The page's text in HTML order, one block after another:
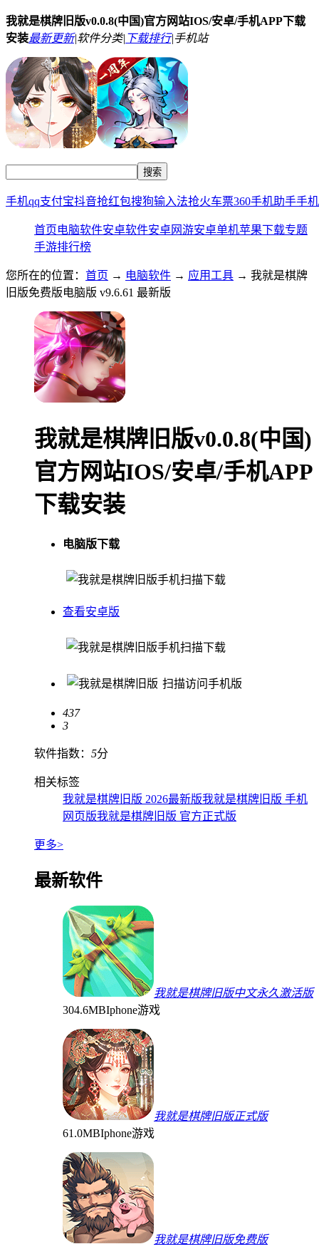
我就是棋牌旧版v0.0.8(中国)官方网站IOS/安卓/手机APP下载
安装最新更新|软件分类| 下载排行|手机站
手机qq支付宝抖音抢红包搜狗输入法抢火车票360手机助手手
首页电脑软件安卓软件安卓网游安卓单机苹果下载专题
手游排行榜
您所在的位置： 首页 → 电脑软件 → 应用工具 → 我就是棋牌
旧版免费版电脑版 v9.6.61 最新版
我就是棋牌旧版v0.0.8(中国)
官方网站IOS/安卓/手机APP
下载安装
电脑版下载
手机扫描下载
查看安卓版
手机扫描下载
扫描访问手机版
437
3
软件指数： 5分
相关标签
我就是棋牌旧版 2026最新版我就是棋牌旧版 手机
网页版我就是棋牌旧版 官方正式版
更多>
最新软件
我就是棋牌旧版中文永久激活版
304.6MBIphone游戏
我就是棋牌旧版正式版
61.0MBIphone游戏
我就是棋牌旧版免费版